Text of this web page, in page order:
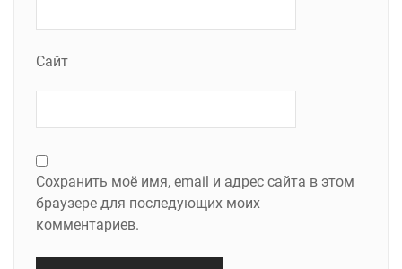
Сайт
Сохранить моё имя, email и адрес сайта в этом
браузере для последующих моих
комментариев.